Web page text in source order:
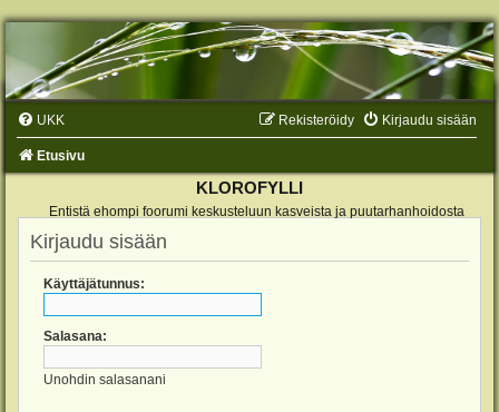
UKK Kirjaudu sisään
Rekisteröidy
Etusivu
KLOROFYLLI
Entistä ehompi foorumi keskusteluun kasveista ja puutarhanhoidosta
Kirjaudu sisään
Käyttäjätunnus:
Salasana:
Unohdin salasanani